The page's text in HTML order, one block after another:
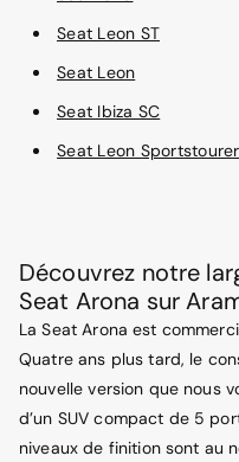
Seat Leon ST
Seat Leon
Seat Ibiza SC
Seat Leon Sportstourer
Découvrez notre
Seat Arona sur
La Seat Arona est
Quatre ans plus tard, le
nouvelle version que nous
d’un SUV compact de 5
niveaux de finition sont au